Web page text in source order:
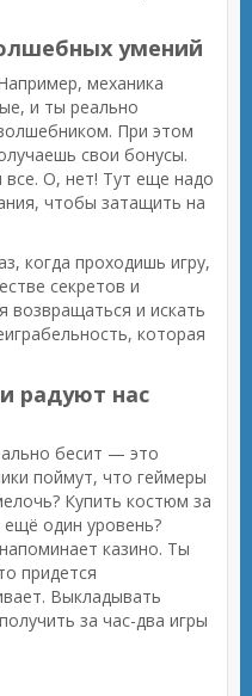
умений
механика
и ты реально
При этом
свои бонусы.
О, нет! Тут еще надо
чтобы затащить на
когда проходишь игру,
секретов и
возвращаться и искать
которая
радуют нас
бесит — это
поймут, что геймеры
Купить костюм за
один уровень?
казино. Ты
придется
Выкладывать
за час-два игры